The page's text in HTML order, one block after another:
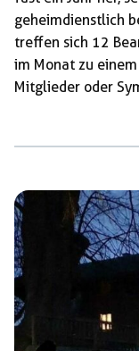
geheimdienstlich
treffen sich 12
im Monat zu
Mitglieder oder
Schriftstücke
sind, ist unklar.
zurückhaltend